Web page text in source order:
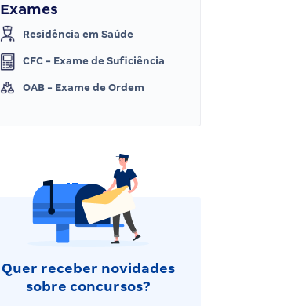
Exames
Residência em Saúde
CFC - Exame de Suficiência
OAB - Exame de Ordem
Quer receber novidades
sobre concursos?